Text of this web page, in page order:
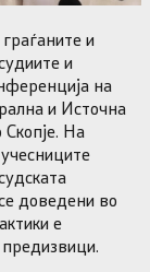
и
и
на
и Источна
На
доведени во
е